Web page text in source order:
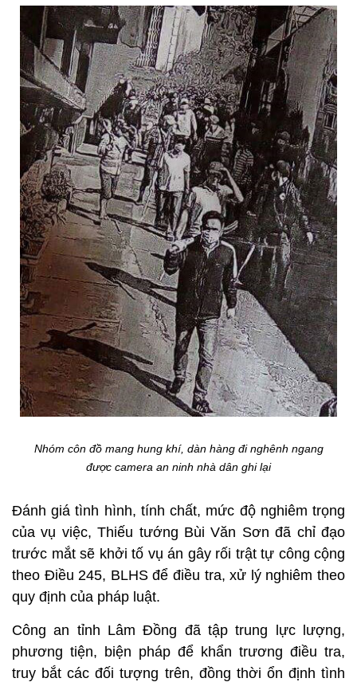
Nhóm côn đồ mang hung khí, dàn hàng đi nghênh ngang
được camera an ninh nhà dân ghi lại
Đánh giá tình hình, tính chất, mức độ nghiêm trọng
của vụ việc, Thiếu tướng Bùi Văn Sơn đã chỉ đạo
trước mắt sẽ khởi tố vụ án gây rối trật tự công cộng
theo Điều 245, BLHS để điều tra, xử lý nghiêm theo
quy định của pháp luật.
Công an tỉnh Lâm Đồng đã tập trung lực lượng,
phương tiện, biện pháp để khẩn trương điều tra,
truy bắt các đối tượng trên, đồng thời ổn định tình